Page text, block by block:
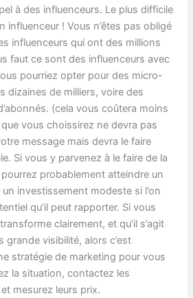
à des influenceurs. Le plus difficile
influenceur ! Vous n’êtes pas obligé
influenceurs qui ont des millions
faut ce sont des influenceurs avec
pourriez opter pour des micro-
dizaines de milliers, voire des
(cela vous coûtera moins
que vous choissirez ne devra pas
message mais devra le faire
Si vous y parvenez à le faire de la
probablement atteindre un
investissement modeste si l’on
qu’il peut rapporter. Si vous
clairement, et qu’il s’agit
grande visibilité, alors c’est
stratégie de marketing pour vous
la situation, contactez les
mesurez leurs prix.